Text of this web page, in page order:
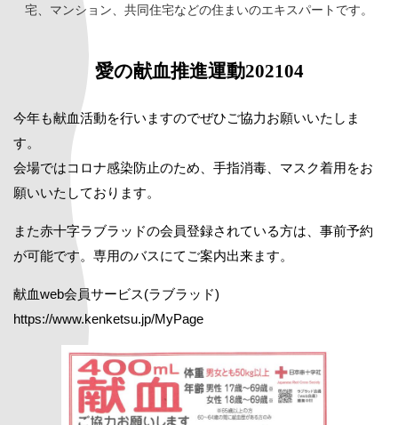
宅、マンション、共同住宅などの住まいのエキスパートです。
愛の献血推進運動202104
今年も献血活動を行いますのでぜひご協力お願いいたしま
す。
会場ではコロナ感染防止のため、手指消毒、マスク着用をお
願いいたしております。
また赤十字ラブラッドの会員登録されている方は、事前予約
が可能です。専用のバスにてご案内出来ます。
献血web会員サービス(ラブラッド)
https://www.kenketsu.jp/MyPage